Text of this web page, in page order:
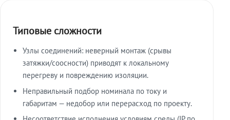
Типовые сложности
Узлы соединений: неверный монтаж (срывы
затяжки/соосности) приводят к локальному
перегреву и повреждению изоляции.
Неправильный подбор номинала по току и
габаритам — недобор или перерасход по проекту.